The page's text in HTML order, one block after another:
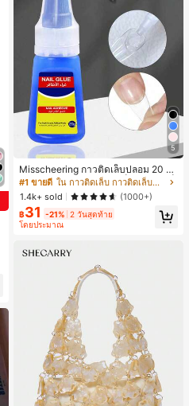
5
Misscheering กาวติดเล็บปลอม 20 กรั
ม แรงยึดสูง เจลสติกเกอร์เล็บนุ่ม แห้งเร็
ว เหมาะสำหรับผู้เริ่มต้นทำเล็บ ติดทนน
าน
#1 ขายดี
ใน กาวติดเล็บ กาวติดเล็บและสารยึดติด
1.4k+ sold
(1000+)
฿31 -21% 2 วันสุดท้าย
โดยประมาณ